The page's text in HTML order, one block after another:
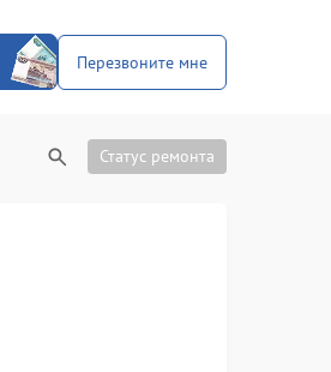
Перезвоните мне
Статус ремонта